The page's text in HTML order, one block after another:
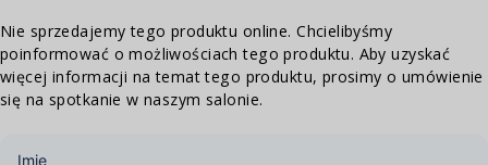
Nie sprzedajemy tego produktu online. Chcielibyśmy
poinformować o możliwościach tego produktu. Aby uzyskać
więcej informacji na temat tego produktu, prosimy o umówienie
się na spotkanie w naszym salonie.